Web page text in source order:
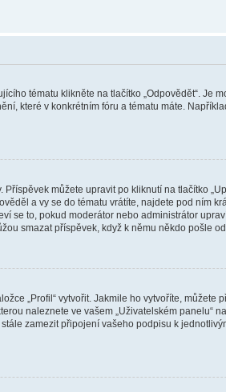
tématu klikněte na tlačítko „Odpovědět“. Je
které v konkrétním fóru a tématu máte.
můžete upravit po kliknutí na tlačítko
a vy se do tématu vrátíte, najdete pod ním
se to, pokud moderátor nebo administrátor
smazat příspěvek, když k němu někdo pošle
„Profil“ vytvořit. Jakmile ho vytvoříte, můžete
naleznete ve vašem „Uživatelském panelu“
zamezit připojení vašeho podpisu k